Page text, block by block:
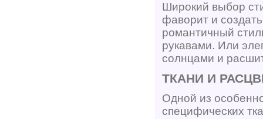
Широкий выбор
фаворит и
романтичный
рукавами. Или
солнцами и
ТКАНИ И
Одной из
специфических